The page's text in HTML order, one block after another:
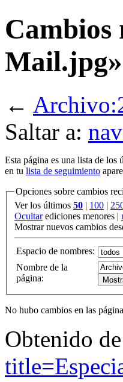
Cambios
Mail.jpg»
←
Saltar a:
Esta página es una lista de los
en tu lista de seguimiento
Opciones sobre cambios
Ver los últimos 50 100
Ocultarediciones menores |
Mostrar nuevos cambios
Espacio de nombres:
Nombre de la
página:
No hubo cambios en las
Obtenido